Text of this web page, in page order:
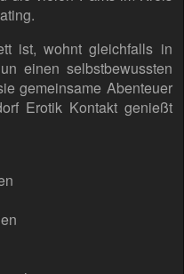
ist, wohnt gleichfalls in
einen selbstbewussten
gemeinsame Abenteuer
Erotik Kontakt genießt